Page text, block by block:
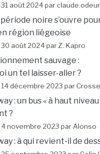
août 2024 par
période noire s’ouvre
région liégeoise
août 2024 par Z. Kapro
sauvage :
un tel laisser-aller ?
décembre 2023 par
: un bus « à haut
?
novembre 2023 par Alonso
: à qui revient-il de